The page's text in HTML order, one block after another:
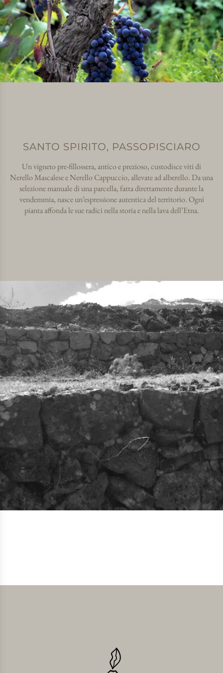
SANTO SPIRITO, PASSOPISCIARO
Un vigneto pre-fillossera, antico e prezioso, custodisce viti di
Nerello Mascalese e Nerello Cappuccio, allevate ad alberello. Da una
selezione manuale di una parcella, fatta direttamente durante la
vendemmia, nasce un’espressione autentica del territorio. Ogni
pianta affonda le sue radici nella storia e nella lava dell’Etna.